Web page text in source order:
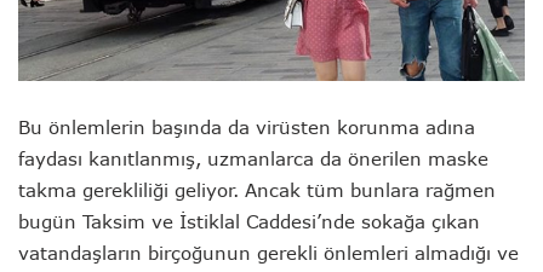
Bu önlemlerin başında da virüsten korunma adına
faydası kanıtlanmış, uzmanlarca da önerilen maske
takma gerekliliği geliyor. Ancak tüm bunlara rağmen
bugün Taksim ve İstiklal Caddesi’nde sokağa çıkan
vatandaşların birçoğunun gerekli önlemleri almadığı ve